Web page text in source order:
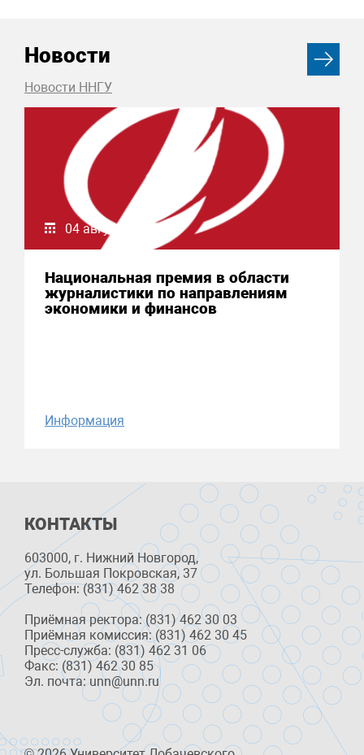
Новости
Новости ННГУ
04 августа 2026
Национальная премия в области
журналистики по направлениям
экономики и финансов
Информация
КОНТАКТЫ
603000, г. Нижний Новгород,
ул. Большая Покровская, 37
Телефон: (831) 462 38 38
Приёмная ректора: (831) 462 30 03
Приёмная комиссия: (831) 462 30 45
Пресс-служба: (831) 462 31 06
Факс: (831) 462 30 85
Эл. почта: unn@unn.ru